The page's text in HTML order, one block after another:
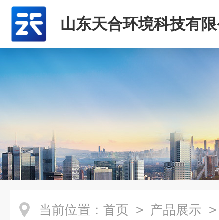
山东天合环境科技有
当前位置： 首页 > 产品展示